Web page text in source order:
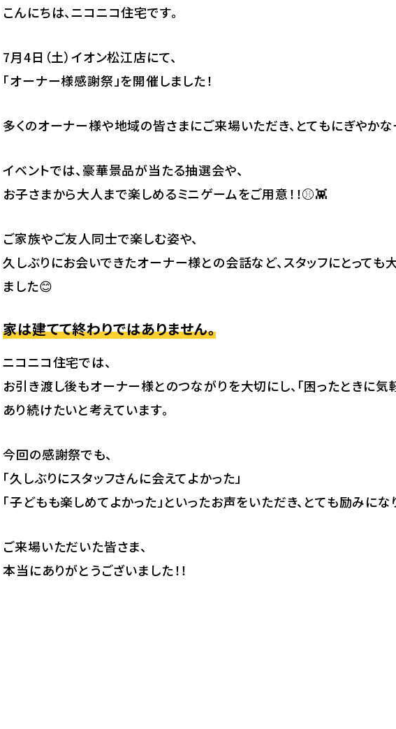
こんにちは、ニコニコ住宅です。
7月4日（土）イオン松江店にて、
「オーナー様感謝祭」を開催しました！
多くのオーナー様や地域の皆さまにご来場いただき、とてもにぎやか
イベントでは、豪華景品が当たる抽選会や、
お子さまから大人まで楽しめるミニゲームをご用意！！⚾👾
ご家族やご友人同士で楽しむ姿や、
久しぶりにお会いできたオーナー様との会話など、スタッフにとっても
ました😊
家は建てて終わりではありません。
ニコニコ住宅では、
お引き渡し後もオーナー様とのつながりを大切にし、「困ったときに気
あり続けたいと考えています。
今回の感謝祭でも、
「久しぶりにスタッフさんに会えてよかった」
「子どもも楽しめてよかった」といったお声をいただき、とても励みにな
ご来場いただいた皆さま、
本当にありがとうございました！！